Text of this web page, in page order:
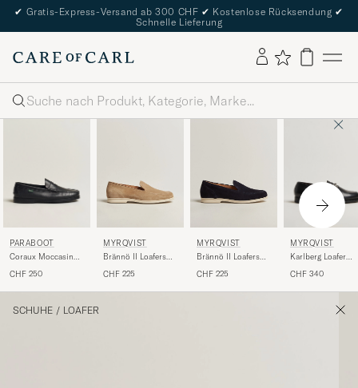
✔ Gratis-Express-Versand ab 300 CHF ✔ Kostenlose Rücksendung ✔
Schnelle Lieferung
Suche
PARABOOT
Coraux Moccasin
CHF 250
MYRQVIST
Brännö II Loafers
CHF 225
MYRQVIST
Brännö II Loafers
CHF 225
MYRQVIST
Karlberg Loafer
CHF 340
SCHUHE / LOAFER